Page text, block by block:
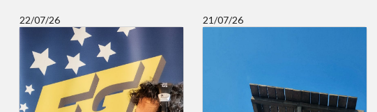
22/07/26 21/07/26